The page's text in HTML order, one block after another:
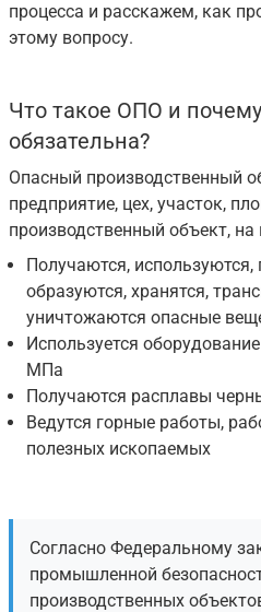
процесса и расскажем, как
этому вопросу.
Что такое ОПО и
обязательна?
Опасный производственный
предприятие, цех, участок,
производственный объект, на
Получаются,
образуются, хранятся,
уничтожаются опасные
Используется
МПа
Получаются расплавы
Ведутся горные работы,
полезных ископаемых
Согласно Федеральному
промышленной
производственных